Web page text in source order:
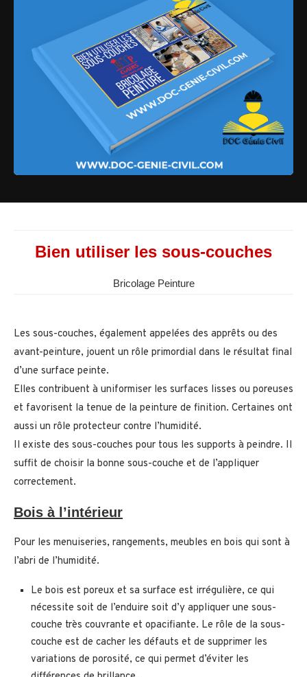
Bien utiliser les sous-couches
Bricolage Peinture
Les sous-couches, également appelées des apprêts ou des
avant-peinture, jouent un rôle primordial dans le résultat final
d’une surface peinte.
Elles contribuent à uniformiser les surfaces lisses ou poreuses
et favorisent la tenue de la peinture de finition. Certaines ont
aussi un rôle protecteur contre l’humidité.
Il existe des sous-couches pour tous les supports à peindre. Il
suffit de choisir la bonne sous-couche et de l’appliquer
correctement.
Bois à l’intérieur
Pour les menuiseries, rangements, meubles en bois qui sont à
l’abri de l’humidité.
Le bois est poreux et sa surface est irrégulière, ce qui
nécessite soit de l’enduire soit d’y appliquer une sous-
couche très couvrante et opacifiante. Le rôle de la sous-
couche est de cacher les défauts et de supprimer les
variations de porosité, ce qui permet d’éviter les